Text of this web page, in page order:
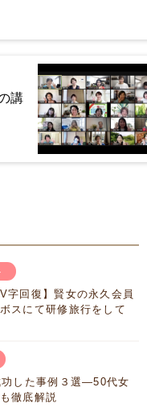
講
字回復】賢女の永久会員
スにて研修旅行をして
した事例３選―50代女
徹底解説